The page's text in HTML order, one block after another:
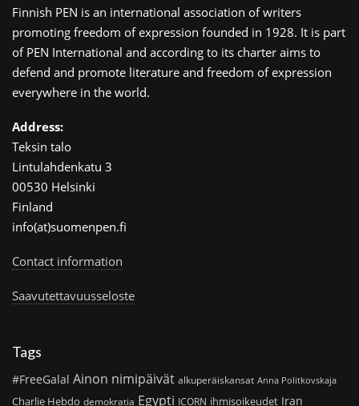
Finnish PEN is an international association of writers
promoting freedom of expression founded in 1928. It is part
of PEN International and according to its charter aims to
defend and promote literature and freedom of expression
everywhere in the world.
Address:
Teksin talo
Lintulahdenkatu 3
00530 Helsinki
Finland
info(at)suomenpen.fi
Contact information
Saavutettavuusseloste
Tags
#FreeGalal Ainon nimipäivät alkuperäiskansat Anna Politkovskaja
Charlie Hebdo demokratia Egypti ICORN ihmisoikeudet Iran